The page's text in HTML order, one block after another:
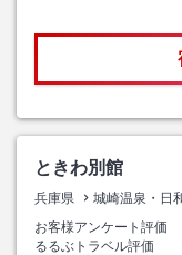
ときわ別館
兵庫県 城崎温泉・日
お客様アンケート評価
るるぶトラベル評価